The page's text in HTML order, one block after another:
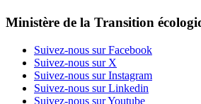
Ministère de la Transition
Suivez-nous sur Facebook
Suivez-nous sur X
Suivez-nous sur Instagram
Suivez-nous sur Linkedin
Suivez-nous sur Youtube